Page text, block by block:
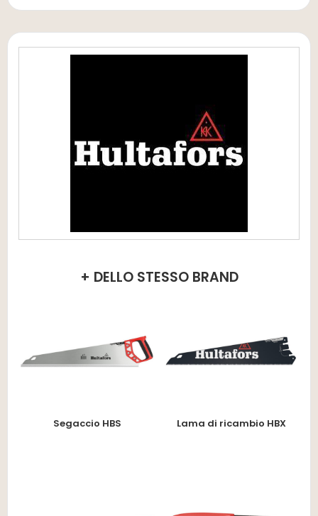
+ DELLO STESSO BRAND
Segaccio HBS Lama di ricambio HBX